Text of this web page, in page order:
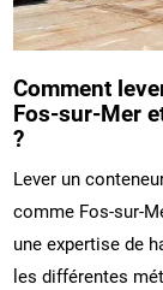
Comment
Fos-sur-Mer
?
Lever un
comme Fos-sur-
une expertise de
les différentes